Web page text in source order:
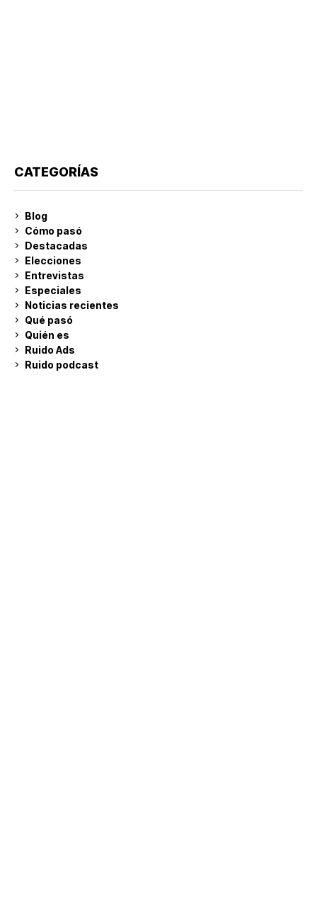
CATEGORÍAS
Blog
Cómo pasó
Destacadas
Elecciones
Entrevistas
Especiales
Noticias recientes
Qué pasó
Quién es
Ruido Ads
Ruido podcast